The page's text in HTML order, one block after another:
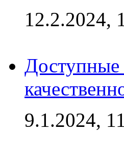
12.2.2024,
9.1.2024,